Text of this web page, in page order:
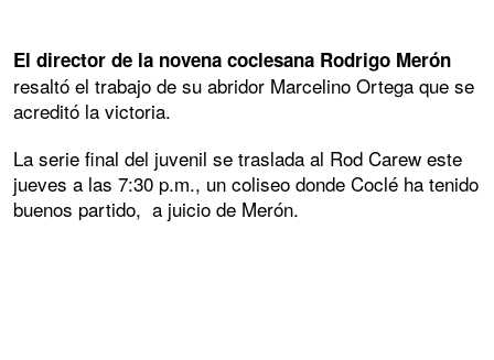
El director de la novena coclesana Rodrigo Merón
resaltó el trabajo de su abridor Marcelino Ortega que se
acreditó la victoria.
La serie final del juvenil se traslada al Rod Carew este
jueves a las 7:30 p.m., un coliseo donde Coclé ha tenido
buenos partido, a juicio de Merón.